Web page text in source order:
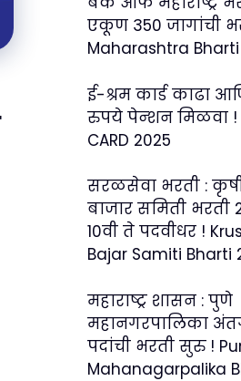
एकूण 350 जागांची
Maharashtra
ई-श्रम कार्ड काढा
रुपये पेन्शन मिळवा !
CARD 2025
सरळसेवा भरती :
बाजार समिती भरती
10वी ते पदवीधर !
Bajar Samiti Bharti
महाराष्ट्र शासन : पुणे
महानगरपालिका
पदांची भरती सुरु !
Mahanagarpalika